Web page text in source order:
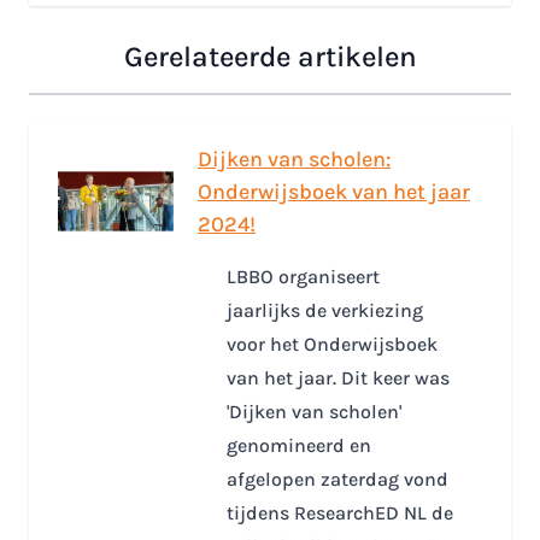
Gerelateerde artikelen
Dijken van scholen:
Onderwijsboek van het jaar
2024!
LBBO organiseert
jaarlijks de verkiezing
voor het Onderwijsboek
van het jaar. Dit keer was
'Dijken van scholen'
genomineerd en
afgelopen zaterdag vond
tijdens ResearchED NL de